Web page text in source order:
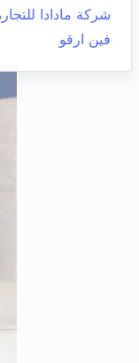
شركة مادادا
فين ارقو